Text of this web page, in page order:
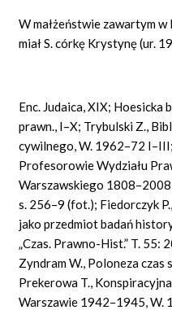
W małżeństwie zawartym
miał S. córkę Krystynę (ur.
Enc. Judaica, XIX;
prawn., I–X; Trybulski Z.,
cywilnego, W. 1962–72
Profesorowie Wydziału
Warszawskiego
s. 256–9 (fot.); Fiedorczyk
jako przedmiot badań
„Czas. Prawno-Hist.” T. 55:
Zyndram W., Poloneza czas
Prekerowa T.,
Warszawie 1942–1945, W.